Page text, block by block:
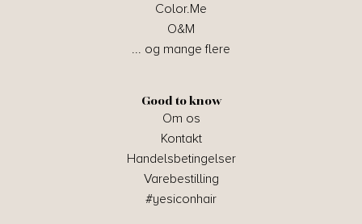
Color.Me
O&M
... og mange flere
Good to know
Om os
Kontakt
Handelsbetingelser
Varebestilling
#yesiconhair